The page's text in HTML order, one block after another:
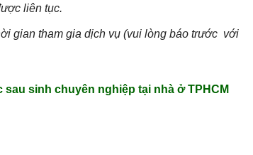
liên tục.
gian tham gia dịch vụ (vui lòng báo trước với
sau sinh chuyên nghiệp tại nhà ở TPHCM